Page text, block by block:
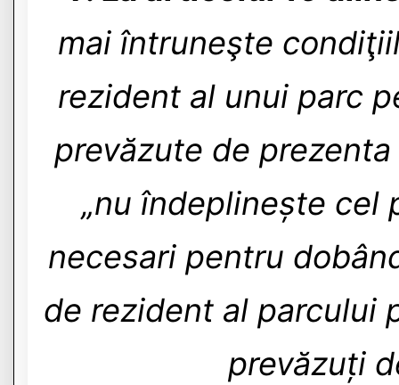
mai întruneşte
rezident al unui parc
prevăzute de prezenta
„nu îndeplinește
necesari pentru
de rezident al parcului
prevăzuți